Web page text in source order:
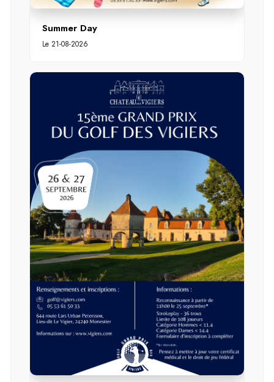
Summer Day
Le 21-08-2026